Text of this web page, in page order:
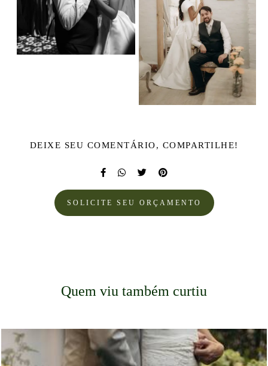
DEIXE SEU COMENTÁRIO, COMPARTILHE!
SOLICITE SEU ORÇAMENTO
Quem viu também curtiu